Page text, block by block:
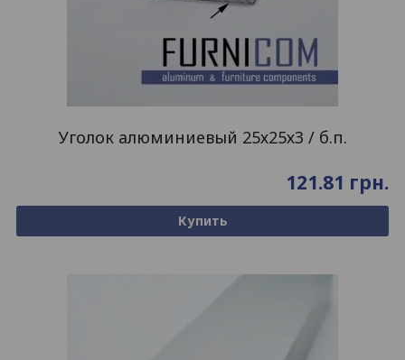
Уголок алюминиевый 25х25х3 / б.п.
121.81 грн.
Купить